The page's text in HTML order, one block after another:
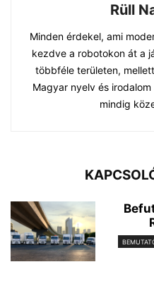
Rüll
Minden érdekel, ami
kezdve a robotokon át a
többféle területen,
Magyar nyelv és
mindig